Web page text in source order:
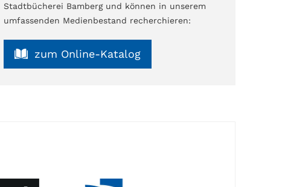
Stadtbücherei Bamberg und können in unserem
umfassenden Medienbestand recherchieren:
zum Online-Katalog